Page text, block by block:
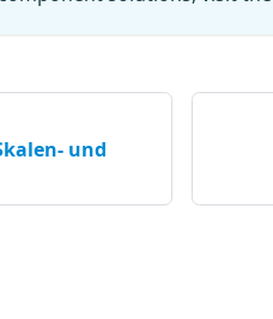
und